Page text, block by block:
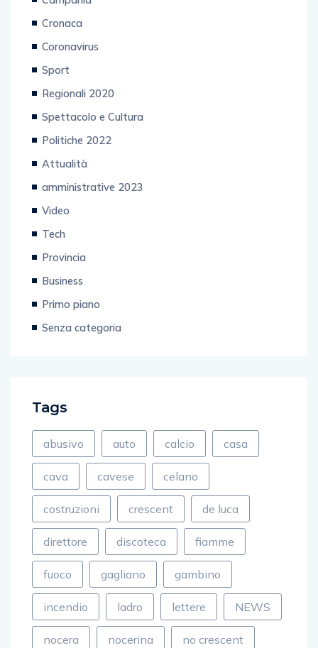
Cronaca
Coronavirus
Sport
Regionali 2020
Spettacolo e Cultura
Politiche 2022
Attualità
amministrative 2023
Video
Tech
Provincia
Business
Primo piano
Senza categoria
abusivo auto calcio casa
cava cavese celano
costruzioni crescent de luca
direttore discoteca fiamme
fuoco gagliano gambino
incendio ladro lettere NEWS
nocera nocerina no crescent